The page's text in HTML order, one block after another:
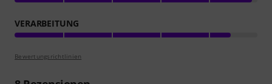
VERARBEITUNG
Bewertungsrichtlinien